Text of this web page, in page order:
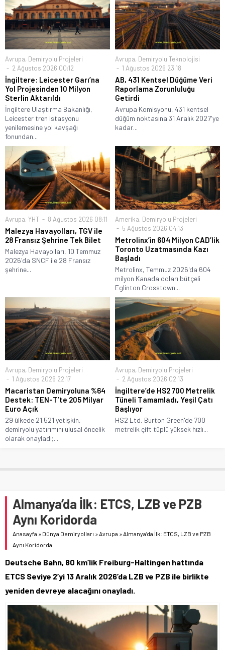
Avrupa, Demiryolu Projeleri
2 Ağustos 2026 00:12
İngiltere: Leicester Garı’na
Yol Projesinden 10 Milyon
Sterlin Aktarıldı
İngiltere Ulaştırma Bakanlığı,
Leicester tren istasyonu
yenilemesine yol kavşağı
fonundan...
Avrupa, Demiryolu Teknolojisi
1 Ağustos 2026 23:18
AB, 431 Kentsel Düğüme Veri
Raporlama Zorunluluğu
Getirdi
Avrupa Komisyonu, 431 kentsel
düğüm noktasına 31 Aralık 2027'ye
kadar...
Avrupa, YHT 8 Ağustos 2026 08:11
Malezya Havayolları, TGV ile
28 Fransız Şehrine Tek Bilet
Malezya Havayolları, 10 Temmuz
2026'da SNCF ile 28 Fransız
şehrine...
Amerika, Demiryolu Projeleri
5 Ağustos 2026 04:13
Metrolinx’in 604 Milyon CAD’lik
Toronto Uzatmasında Kazı
Başladı
Metrolinx, Temmuz 2026'da 604
milyon Kanada doları bütçeli
Eglinton Crosstown...
Avrupa, Demiryolu Projeleri
1 Ağustos 2026 22:17
Macaristan Demiryoluna %64
Destek: TEN-T’te 205 Milyar
Euro Açık
29 ülkede 21.521 yetişkin,
demiryolu yatırımını ulusal öncelik
olarak onayladı;...
Avrupa, Demiryolu Projeleri
2 Ağustos 2026 02:13
İngiltere’de HS2 700 Metrelik
Tüneli Tamamladı, Yeşil Çatı
Başlıyor
HS2 Ltd, Burton Green'de 700
metrelik çift tüplü yüksek hızlı...
Almanya’da İlk: ETCS, LZB ve PZB
Aynı Koridorda
Anasayfa » Dünya Demiryolları »Avrupa »Almanya’da İlk: ETCS, LZB ve PZB
Aynı Koridorda
Deutsche Bahn, 80 km’lik Freiburg-Haltingen hattında
ETCS Seviye 2’yi 13 Aralık 2026’da LZB ve PZB ile birlikte
yeniden devreye alacağını onayladı.